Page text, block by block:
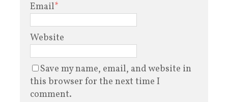
Email*
Website
Save my name, email, and website in
this browser for the next time I
comment.